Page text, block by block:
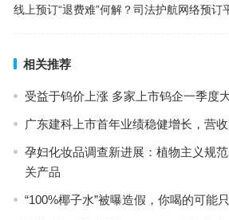
线上预订“退费难”何解？司法护航网络预订
相关推荐
受益于钨价上涨 多家上市钨企一季度
广东建科上市首年业绩稳健增长，营
孕妇化妆品调查新进展：植物主义规
关产品
“100%椰子水”被曝造假，你喝的可能